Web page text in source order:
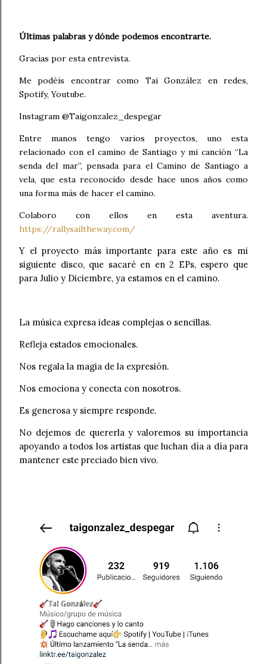
Últimas palabras y dónde podemos encontrarte.
Gracias por esta entrevista.
Me podéis encontrar como Tai González en redes,
Spotify, Youtube.
Instagram @Taigonzalez_despegar
Entre manos tengo varios proyectos, uno esta
relacionado con el camino de Santiago y mi canción “La
senda del mar”, pensada para el Camino de Santiago a
vela, que esta reconocido desde hace unos años como
una forma más de hacer el camino.
Colaboro con ellos en esta aventura.
https://rallysailtheway.com/
Y el proyecto más importante para este año es mi
siguiente disco, que sacaré en en 2 EPs, espero que
para Julio y Diciembre, ya estamos en el camino.
La música expresa ideas complejas o sencillas.
Refleja estados emocionales.
Nos regala la magia de la expresión.
Nos emociona y conecta con nosotros.
Es generosa y siempre responde.
No dejemos de quererla y valoremos su importancia
apoyando a todos los artistas que luchan día a día para
mantener este preciado bien vivo.